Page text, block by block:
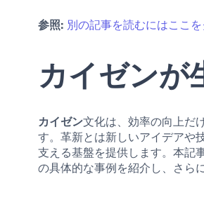
参照: 別の記事を読むにはここ
カイゼンが
カイゼン文化は、効率の向上だ
す。革新とは新しいアイデアや
支える基盤を提供します。本記
の具体的な事例を紹介し、さら